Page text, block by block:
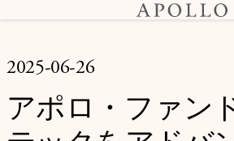
2025-06-26
アポロ・ファン